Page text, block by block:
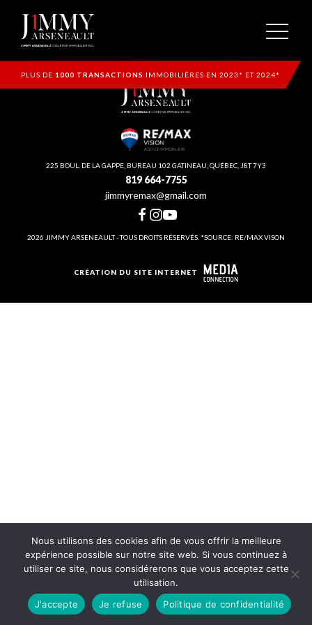
PLUS DE 1000 TRANSACTIONS IMMOBILIÈRES EN 2023* ET 2024*
225 BOUL. DE LA GAPPE, BUREAU 102 GATINEAU, QUÉBEC, J8T 7Y3
819 664-7755
jimmyremax@gmail.com
2026 JIMMY ARSENEAULT - TOUS DROITS RÉSERVÉS. *SOURCE: RE/MAX VISON
CRÉATION DU SITE INTERNET
Nous utilisons des cookies afin de vous offrir la meilleure
expérience possible sur notre site web. Si vous continuez à
utiliser ce site, nous considérerons que vous acceptez cette
utilisation.
J'accepte
Je refuse Politique de confidentialité